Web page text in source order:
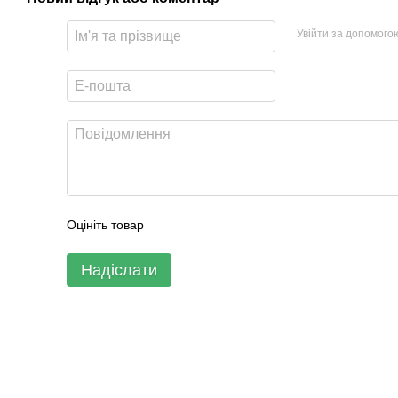
Увійти за
Оцініть товар
Надіслати